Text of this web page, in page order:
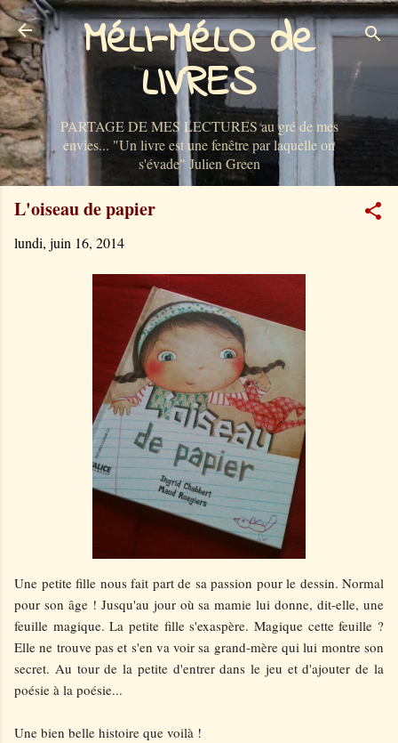
Accéder au contenu principal
MéLI-MéLO de
LIVRES
PARTAGE DE MES LECTURES au gré de mes
envies... "Un livre est une fenêtre par laquelle on
s'évade" Julien Green
L'oiseau de papier
lundi, juin 16, 2014
Une petite fille nous fait part de sa passion pour le dessin. Normal
pour son âge ! Jusqu'au jour où sa mamie lui donne, dit-elle, une
feuille magique. La petite fille s'exaspère. Magique cette feuille ?
Elle ne trouve pas et s'en va voir sa grand-mère qui lui montre son
secret. Au tour de la petite d'entrer dans le jeu et d'ajouter de la
poésie à la poésie...
Une bien belle histoire que voilà !